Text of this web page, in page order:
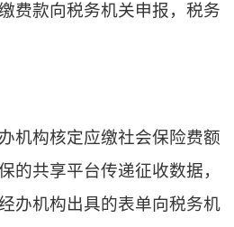
费款向税务机关申报，税务
机构核定应缴社会保险费额
的共享平台传递征收数据，
办机构出具的表单向税务机